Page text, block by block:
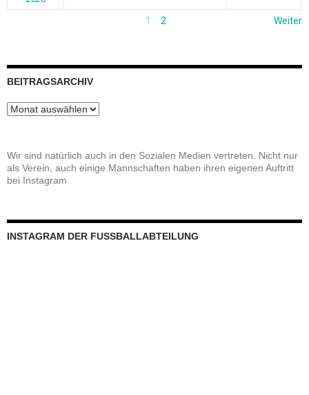
1 2 Weiter
BEITRAGSARCHIV
Beitragsarchiv
Wir sind natürlich auch in den Sozialen Medien vertreten. Nicht nur
als Verein, auch einige Mannschaften haben ihren eigenen Auftritt
bei Instagram
INSTAGRAM DER FUSSBALLABTEILUNG